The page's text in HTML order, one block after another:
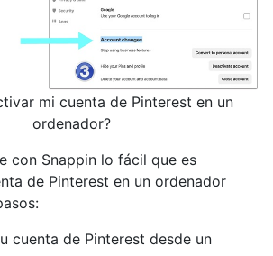
mi cuenta de Pinterest en un
ordenador?
con Snappin lo fácil que es
de Pinterest en un ordenador
cuenta de Pinterest desde un